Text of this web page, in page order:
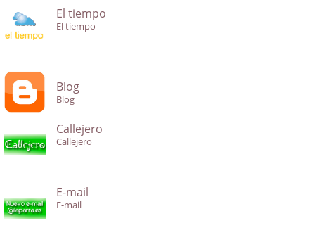
El tiempo
El tiempo
Blog
Blog
Callejero
Callejero
E-mail
E-mail